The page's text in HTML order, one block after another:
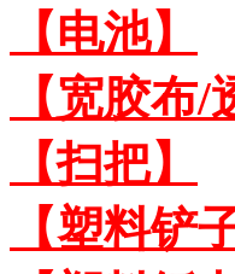
【电池】
【宽胶布
【扫把】
【塑料铲